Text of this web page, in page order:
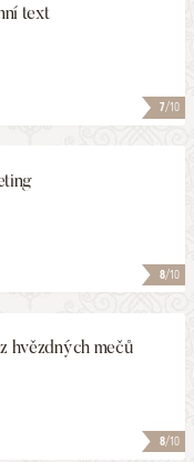
7/10
text
8/10
8/10
hvězdných mečů